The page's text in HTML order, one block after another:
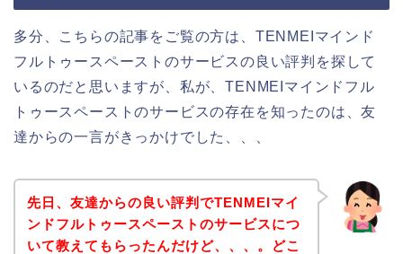
多分、こちらの記事をご覧の方は、TENMEIマインド
フルトゥースペーストのサービスの良い評判を探して
いるのだと思いますが、私が、TENMEIマインドフル
トゥースペーストのサービスの存在を知ったのは、友
達からの一言がきっかけでした、、、
先日、友達からの良い評判でTENMEIマイ
ンドフルトゥースペーストのサービスにつ
いて教えてもらったんだけど、、、。どこ